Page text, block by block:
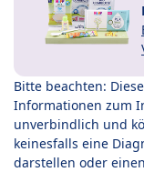
Bitte beachten:
Informationen zum
unverbindlich und
keinesfalls eine
darstellen oder